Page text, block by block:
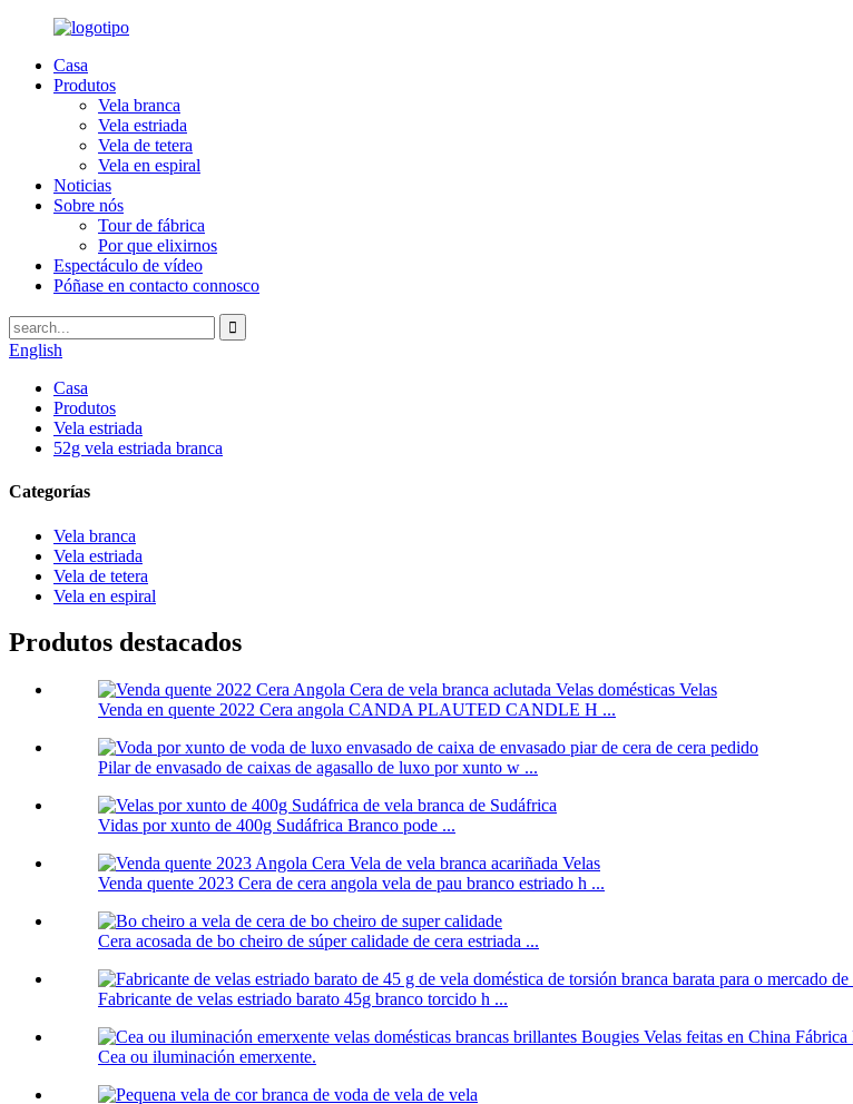
Casa
Produtos
Vela branca
Vela estriada
Vela de tetera
Vela en espiral
Noticias
Sobre nós
Tour de fábrica
Por que elixirnos
Espectáculo de vídeo
Póñase en contacto connosco
English
Casa
Produtos
Vela estriada
52g vela estriada branca
Categorías
Vela branca
Vela estriada
Vela de tetera
Vela en espiral
Produtos destacados
Venda en quente 2022 Cera angola CANDA PLAUTED CANDLE H ...
Pilar de envasado de caixas de agasallo de luxo por xunto w ...
Vidas por xunto de 400g Sudáfrica Branco pode ...
Venda quente 2023 Cera de cera angola vela de pau branco estriado h ...
Cera acosada de bo cheiro de súper calidade de cera estriada ...
Fabricante de velas estriado barato 45g branco torcido h ...
Cea ou iluminación emerxente.